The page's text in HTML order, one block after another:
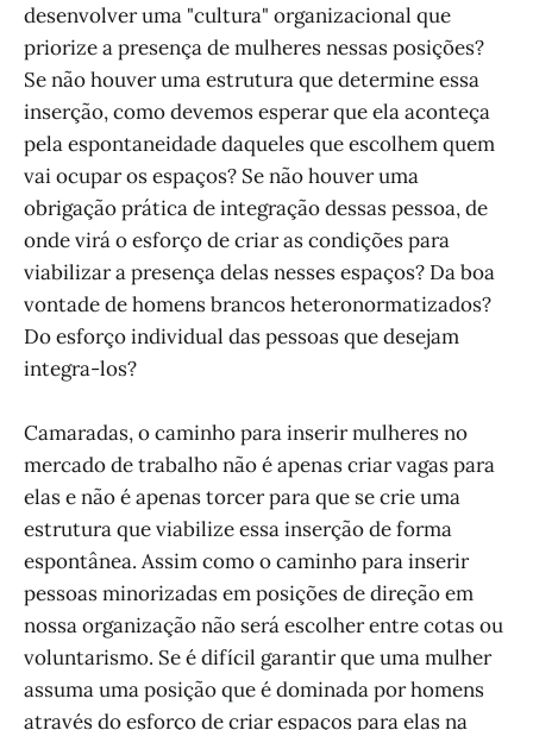
desenvolver uma "cultura" organizacional que
priorize a presença de mulheres nessas posições?
Se não houver uma estrutura que determine essa
inserção, como devemos esperar que ela aconteça
pela espontaneidade daqueles que escolhem quem
vai ocupar os espaços? Se não houver uma
obrigação prática de integração dessas pessoa, de
onde virá o esforço de criar as condições para
viabilizar a presença delas nesses espaços? Da boa
vontade de homens brancos heteronormatizados?
Do esforço individual das pessoas que desejam
integra-los?
Camaradas, o caminho para inserir mulheres no
mercado de trabalho não é apenas criar vagas para
elas e não é apenas torcer para que se crie uma
estrutura que viabilize essa inserção de forma
espontânea. Assim como o caminho para inserir
pessoas minorizadas em posições de direção em
nossa organização não será escolher entre cotas ou
voluntarismo. Se é difícil garantir que uma mulher
assuma uma posição que é dominada por homens
através do esforço de criar espaços para elas na